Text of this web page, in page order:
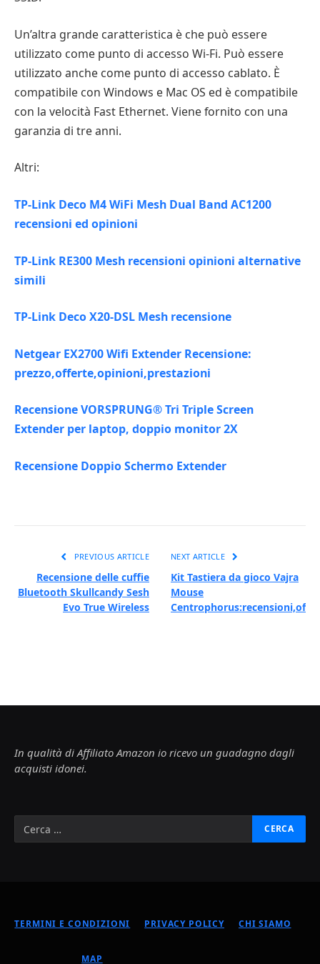
Un’altra grande caratteristica è che può essere
utilizzato come punto di accesso Wi-Fi. Può essere
utilizzato anche come punto di accesso cablato. È
compatibile con Windows e Mac OS ed è compatibile
con la velocità Fast Ethernet. Viene fornito con una
garanzia di tre anni.
Altri:
TP-Link Deco M4 WiFi Mesh Dual Band AC1200
recensioni ed opinioni
TP-Link RE300 Mesh recensioni opinioni alternative
simili
TP-Link Deco X20-DSL Mesh recensione
Netgear EX2700 Wifi Extender Recensione:
prezzo,offerte,opinioni,prestazioni
Recensione VORSPRUNG® Tri Triple Screen
Extender per laptop, doppio monitor 2X
Recensione Doppio Schermo Extender
PREVIOUS ARTICLE
Recensione delle cuffie
Bluetooth Skullcandy Sesh
Evo True Wireless
NEXT ARTICLE
Kit Tastiera da gioco Vajra
Mouse
In qualità di Affiliato Amazon io ricevo un guadagno dagli
acquisti idonei.
TERMINI E CONDIZIONI PRIVACY POLICY CHI SIAMO
MAP